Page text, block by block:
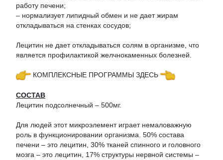
работу печени;
– нормализует липидный обмен и не дает жирам
откладываться на стенках сосудов;
Лецитин не дает откладываться солям в организме, что
является профилактикой желчнокаменных болезней.
КОМПЛЕКСНЫЕ ПРОГРАММЫ ЗДЕСЬ
СОСТАВ
Лецитин подсолнечный – 500мг.
Для людей этот микроэлемент играет немаловажную
роль в функционировании организма. 50% состава
печени – это лецитин, 30% тканей спинного и головного
мозга – это лецитин, 17% структуры нервной системы –